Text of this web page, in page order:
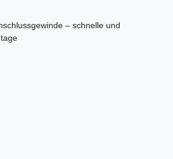
– schnelle und